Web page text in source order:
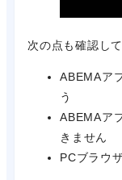
次の点も確認し
ABEMAア
う
ABEMAア
きません
PCブラウ